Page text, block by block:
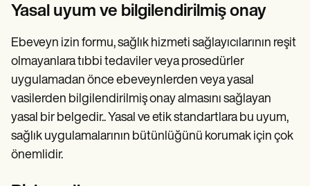
Yasal uyum ve bilgilendirilmiş onay
Ebeveyn izin formu, sağlık hizmeti sağlayıcılarının reşit
olmayanlara tıbbi tedaviler veya prosedürler
uygulamadan önce ebeveynlerden veya yasal
vasilerden bilgilendirilmiş onay almasını sağlayan
yasal bir belgedir.. Yasal ve etik standartlara bu uyum,
sağlık uygulamalarının bütünlüğünü korumak için çok
önemlidir.